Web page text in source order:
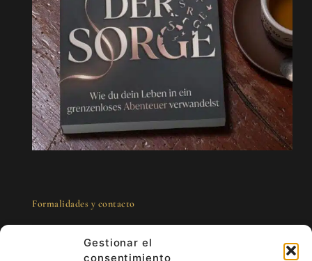
Gestionar el
consentimiento
Formalidades y contacto